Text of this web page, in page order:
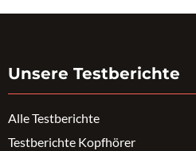
Unsere Testberichte
Alle Testberichte
Testberichte Kopfhörer